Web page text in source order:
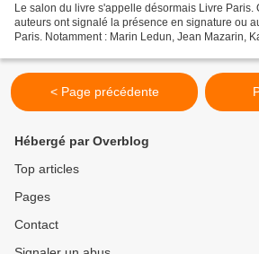
Le salon du livre s'appelle désormais Livre Paris.
auteurs ont signalé la présence en signature ou
Paris. Notamment : Marin Ledun, Jean Mazarin,
< Page précédente
Hébergé par Overblog
Top articles
Pages
Contact